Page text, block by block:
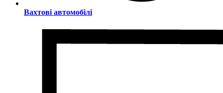
Вахтові автомобілі